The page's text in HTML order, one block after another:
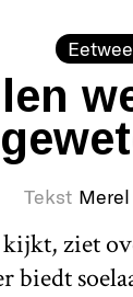
Tekst
ziet
biedt